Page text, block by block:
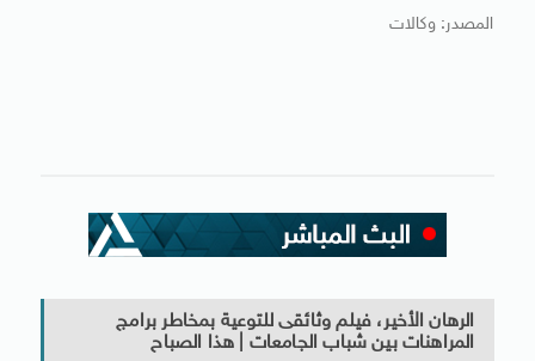
المصدر: وكالات
الرهان الأخير، فيلم وثائقى للتوعية بمخاطر برامج
المراهنات بين شباب الجامعات | هذا الصباح